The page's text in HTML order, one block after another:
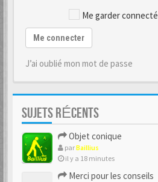
Me garder connecté
Me connecter
J’ai oublié mon mot de passe
SUJETS RÉCENTS
Objet conique
parBaillius
il y a 18 minutes
Merci pour les conseils